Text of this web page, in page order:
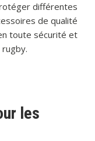
différentes
de qualité
toute sécurité et
les